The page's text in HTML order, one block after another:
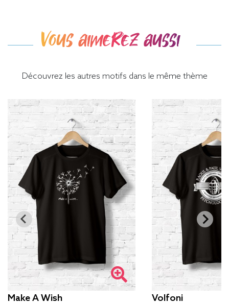
Vous aimerez aussi
Découvrez les autres motifs dans le même thème
Make A Wish Volfoni